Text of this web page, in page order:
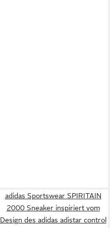
adidas Sportswear SPIRITAIN
2000 Sneaker inspiriert vom
Design des adidas adistar control